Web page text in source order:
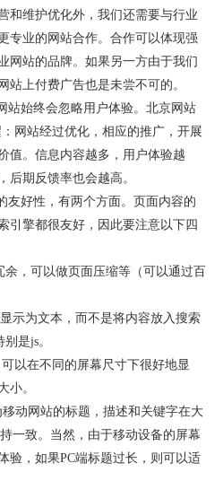
和维护优化外，我们还需要与行业
专业的网站合作。合作可以体现强
网站的品牌。如果另一方由于我们
站上付费广告也是未尝不可的。
站始终会忽略用户体验。北京网站
网站经过优化，相应的推广，开展
值。信息内容越多，用户体验越
后期反馈率也会越高。
友好性，有两个方面。页面内容的
引擎都很友好，因此要注意以下四
余，可以做页面压缩等（可以通过百
示为文本，而不是将内容放入搜索
是js。
以在不同的屏幕尺寸下很好地显
小。
动网站的标题，描述和关键字在大
一致。当然，由于移动设备的屏幕
验，如果PC端标题过长，则可以适